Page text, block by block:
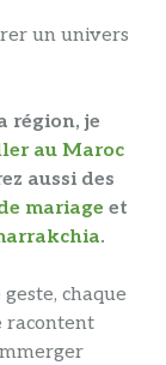
un univers
région, je
au Maroc
aussi des
mariage et
.
chaque
racontent